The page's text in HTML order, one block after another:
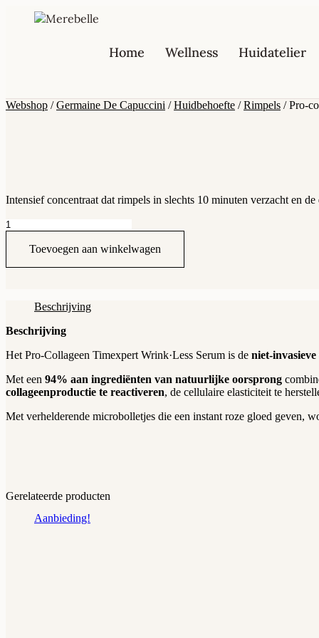
Spring
Home Wellness Huidatelier
Webshop /Germaine De Capuccini /Huidbehoefte /Rimpels / Pro-
Intensief concentraat dat rimpels in slechts 10 minuten verzacht en
Pro-
serumToevoegen aan winkelwagen
Beschrijving
Beschrijving
Het Pro-Collageen Timexpert Wrink·Less Serum is de niet-
Met een 94% aan ingrediënten van natuurlijke oorsprong
collageenproductie te reactiveren, de cellulaire elasticiteit te
Met verhelderende microbolletjes die een instant roze gloed geven,
Gerelateerde producten
Aanbieding!